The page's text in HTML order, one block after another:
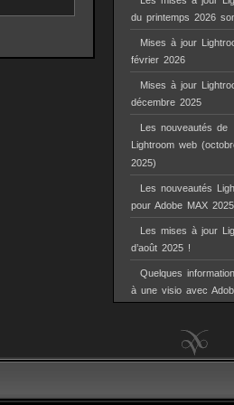
du printemps 2026
Mises à jour
février 2026
Mises à jour
décembre 2025
Les nouveautés de
Lightroom web
2025)
Les nouveautés
pour Adobe MAX 2025
Les mises à jour
d’août 2025 !
Quelques
à une visio avec